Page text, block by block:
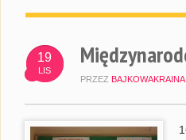
19
LIS
PRZEZ BAJKOWAKRAINA